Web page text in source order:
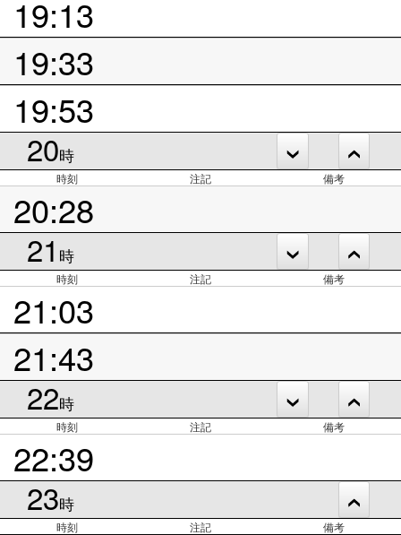
19:13
19:33
19:53
20時
時刻 注記 備考
20:28
21 時
時刻 注記 備考
21:03
21:43
22時
時刻 注記 備考
22:39
23時
時刻 注記 備考